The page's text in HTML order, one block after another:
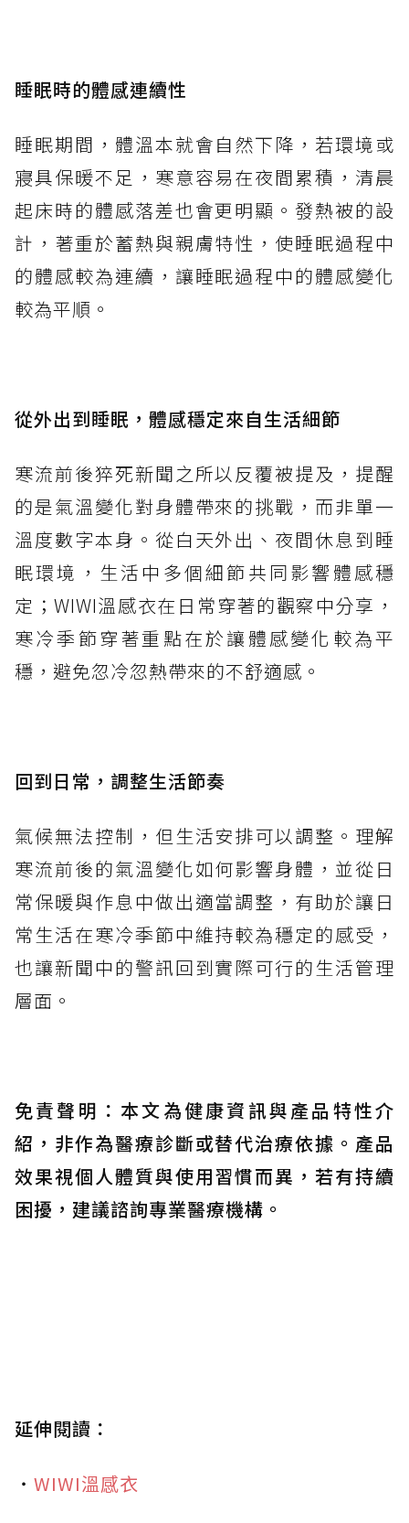
睡眠時的體感連續性
睡眠期間，體溫本就會自然下降，若環境或
寢具保暖不足，寒意容易在夜間累積，清晨
起床時的體感落差也會更明顯。發熱被的設
計，著重於蓄熱與親膚特性，使睡眠過程中
的體感較為連續，讓睡眠過程中的體感變化
較為平順。
從外出到睡眠，體感穩定來自生活細節
寒流前後猝死新聞之所以反覆被提及，提醒
的是氣溫變化對身體帶來的挑戰，而非單一
溫度數字本身。從白天外出、夜間休息到睡
眠環境，生活中多個細節共同影響體感穩
定；WIWI溫感衣在日常穿著的觀察中分享，
寒冷季節穿著重點在於讓體感變化較為平
穩，避免忽冷忽熱帶來的不舒適感。
回到日常，調整生活節奏
氣候無法控制，但生活安排可以調整。理解
寒流前後的氣溫變化如何影響身體，並從日
常保暖與作息中做出適當調整，有助於讓日
常生活在寒冷季節中維持較為穩定的感受，
也讓新聞中的警訊回到實際可行的生活管理
層面。
免責聲明：本文為健康資訊與產品特性介
紹，非作為醫療診斷或替代治療依據。產品
效果視個人體質與使用習慣而異，若有持續
困擾，建議諮詢專業醫療機構。
延伸閱讀：
・ WIWI溫感衣